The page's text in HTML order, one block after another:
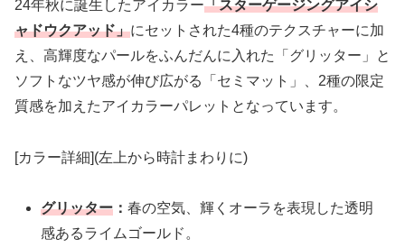
24年秋に誕生したアイカラー「スターゲージングアイシ
ャドウクアッド」にセットされた4種のテクスチャーに加
え、高輝度なパールをふんだんに入れた「グリッター」と
ソフトなツヤ感が伸び広がる「セミマット」、2種の限定
質感を加えたアイカラーパレットとなっています。
[カラー詳細](左上から時計まわりに)
グリッター ：春の空気、輝くオーラを表現した透明
感あるライムゴールド。